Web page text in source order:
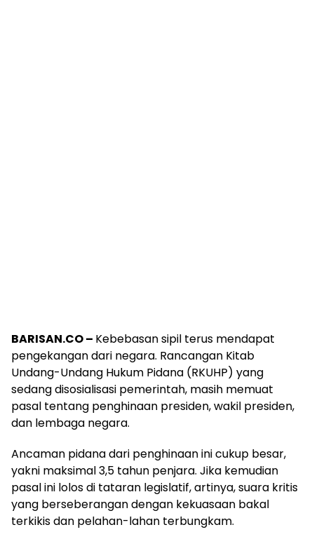
BARISAN.CO – Kebebasan sipil terus mendapat
pengekangan dari negara. Rancangan Kitab
Undang-Undang Hukum Pidana (RKUHP) yang
sedang disosialisasi pemerintah, masih memuat
pasal tentang penghinaan presiden, wakil presiden,
dan lembaga negara.
Ancaman pidana dari penghinaan ini cukup besar,
yakni maksimal 3,5 tahun penjara. Jika kemudian
pasal ini lolos di tataran legislatif, artinya, suara kritis
yang berseberangan dengan kekuasaan bakal
terkikis dan pelahan-lahan terbungkam.